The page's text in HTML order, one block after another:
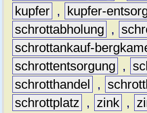
kupfer , kupfer-
schrottabholung
,
schrottankauf-
schrottentsorgung
,
schrotthandel
,
schrottplatz
, zink ,